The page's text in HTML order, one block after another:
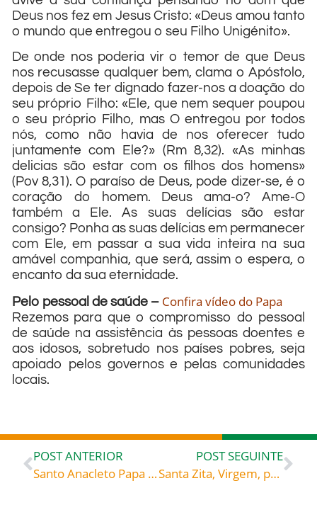
Deus nos fez em Jesus Cristo: «Deus amou tanto
o mundo que entregou o seu Filho Unigénito».
De onde nos poderia vir o temor de que Deus
nos recusasse qualquer bem, clama o Apóstolo,
depois de Se ter dignado fazer-nos a doação do
seu próprio Filho: «Ele, que nem sequer poupou
o seu próprio Filho, mas O entregou por todos
nós, como não havia de nos oferecer tudo
juntamente com Ele?» (Rm 8,32). «As minhas
delicias são estar com os filhos dos homens»
(Pov 8,31). O paraíso de Deus, pode dizer-se, é o
coração do homem. Deus ama-o? Ame-O
também a Ele. As suas delícias são estar
consigo? Ponha as suas delícias em permanecer
com Ele, em passar a sua vida inteira na sua
amável companhia, que será, assim o espera, o
encanto da sua eternidade.
Pelo pessoal de saúde – Confira vídeo do Papa
Rezemos para que o compromisso do pessoal
de saúde na assistência às pessoas doentes e
aos idosos, sobretudo nos países pobres, seja
apoiado pelos governos e pelas comunidades
locais.
POST ANTERIOR
Santo Anacleto Papa e Mártir (76-88), celebrado hoje, 26, roga por todos nós!
POST SEGUINTE
Santa Zita, Virgem, padroeira das empregadas domésticas (1218-1278), celebrada hoje, 27 de abril, roga por todos nós!